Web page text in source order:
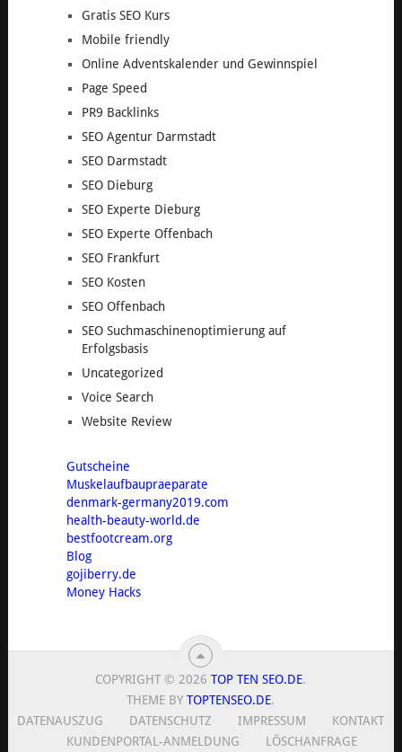
Gratis SEO Kurs
Mobile friendly
Online Adventskalender und Gewinnspiel
Page Speed
PR9 Backlinks
SEO Agentur Darmstadt
SEO Darmstadt
SEO Dieburg
SEO Experte Dieburg
SEO Experte Offenbach
SEO Frankfurt
SEO Kosten
SEO Offenbach
SEO Suchmaschinenoptimierung auf
Erfolgsbasis
Uncategorized
Voice Search
Website Review
Gutscheine
Muskelaufbaupraeparate
denmark-germany2019.com
health-beauty-world.de
bestfootcream.org
Blog
gojiberry.de
Money Hacks
COPYRIGHT © 2026TOP TEN SEO.DE.
THEME BYTOPTENSEO.DE.
DATENAUSZUG
DATENSCHUTZ IMPRESSUM
KONTAKT
KUNDENPORTAL-ANMELDUNG
LÖSCHANFRAGE